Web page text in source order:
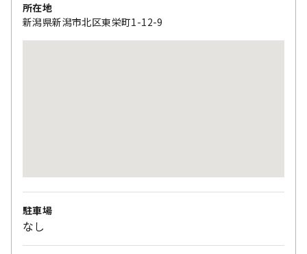
所在地
新潟県新潟市北区東栄町1-12-9
駐車場
なし